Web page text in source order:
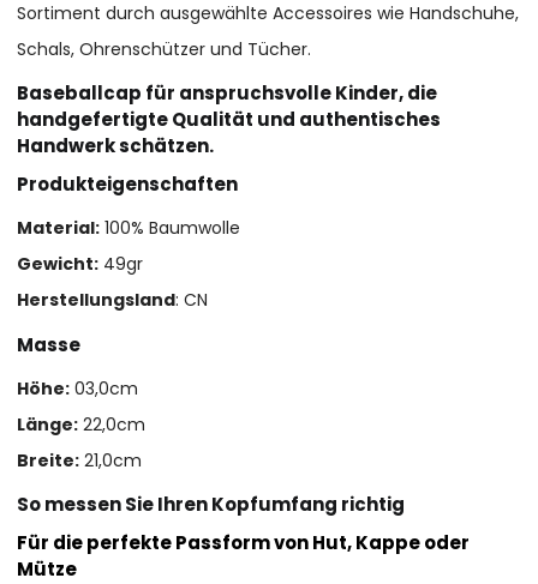
Sortiment durch ausgewählte Accessoires wie Handschuhe,
Schals, Ohrenschützer und Tücher.
Baseballcap für anspruchsvolle Kinder, die
handgefertigte Qualität und authentisches
Handwerk schätzen.
Produkteigenschaften
Material: 100% Baumwolle
Gewicht: 49gr
Herstellungsland: CN
Masse
Höhe: 03,0cm
Länge: 22,0cm
Breite: 21,0cm
So messen Sie Ihren Kopfumfang richtig
Für die perfekte Passform von Hut, Kappe oder
Mütze